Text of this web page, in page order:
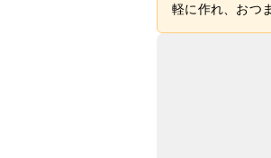
軽に作れ、おつ